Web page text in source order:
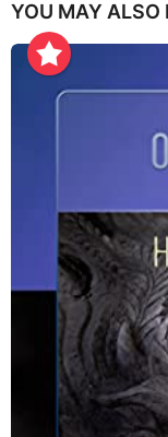
YOU MAY ALSO